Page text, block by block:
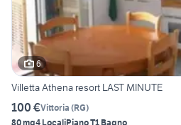
6
Villetta Athena resort LAST MINUTE
100 €Vittoria (RG)
80 mq4 LocaliPiano T1 Bagno